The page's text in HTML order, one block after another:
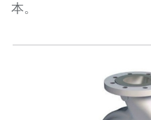
本。